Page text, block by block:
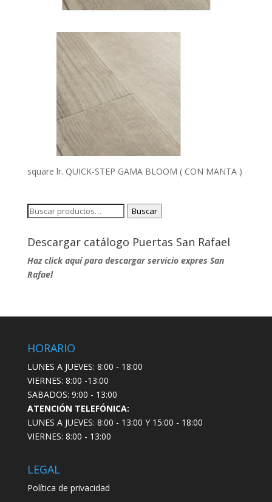
square lr. QUICK-STEP GAMA BLOOM ( CON MANTA )
Buscar
Buscar
Descargar catálogo Puertas San Rafael
Haz click aquí para descargar servicio expres San
Rafael
HORARIO
LUNES A JUEVES: 8:00 - 18:00
VIERNES: 8:00 -13:00
SABADOS: 9:00 - 13:00
ATENCIÓN TELEFÓNICA:
LUNES A JUEVES: 8:00 - 13:00 Y 15:00 - 18:00
VIERNES: 8:00 - 13:00
LEGAL
Política de privacidad